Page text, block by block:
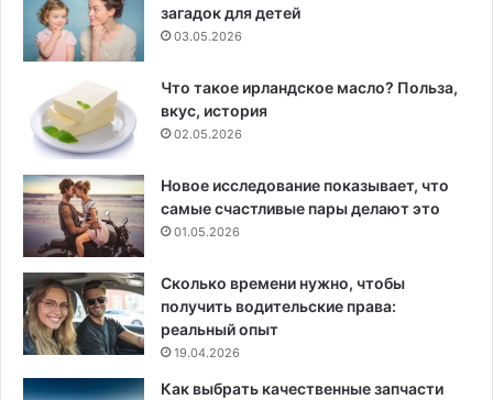
загадок для детей
03.05.2026
Что такое ирландское масло? Польза,
вкус, история
02.05.2026
Новое исследование показывает, что
самые счастливые пары делают это
01.05.2026
Сколько времени нужно, чтобы
получить водительские права:
реальный опыт
19.04.2026
Как выбрать качественные запчасти